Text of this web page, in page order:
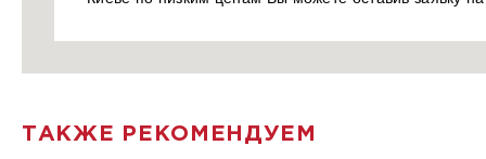
ТАКЖЕ РЕКОМЕНДУЕМ